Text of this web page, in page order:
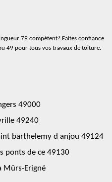
79 compétent? Faites confiance
49 pour tous vos travaux de toiture.
49000
49240
barthelemy d anjou 49124
ponts de ce 49130
Mûrs-Erigné